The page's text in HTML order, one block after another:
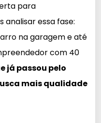
para
analisar essa fase:
na garagem e até
com 40
já passou pelo
mais qualidade